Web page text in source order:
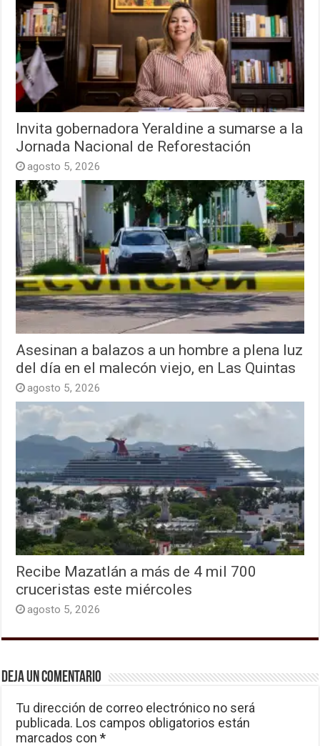
Invita gobernadora Yeraldine a sumarse a la
Jornada Nacional de Reforestación
agosto 5, 2026
Asesinan a balazos a un hombre a plena luz
del día en el malecón viejo, en Las Quintas
agosto 5, 2026
Recibe Mazatlán a más de 4 mil 700
cruceristas este miércoles
agosto 5, 2026
Deja un comentario
Tu dirección de correo electrónico no será
publicada. Los campos obligatorios están
marcados con*